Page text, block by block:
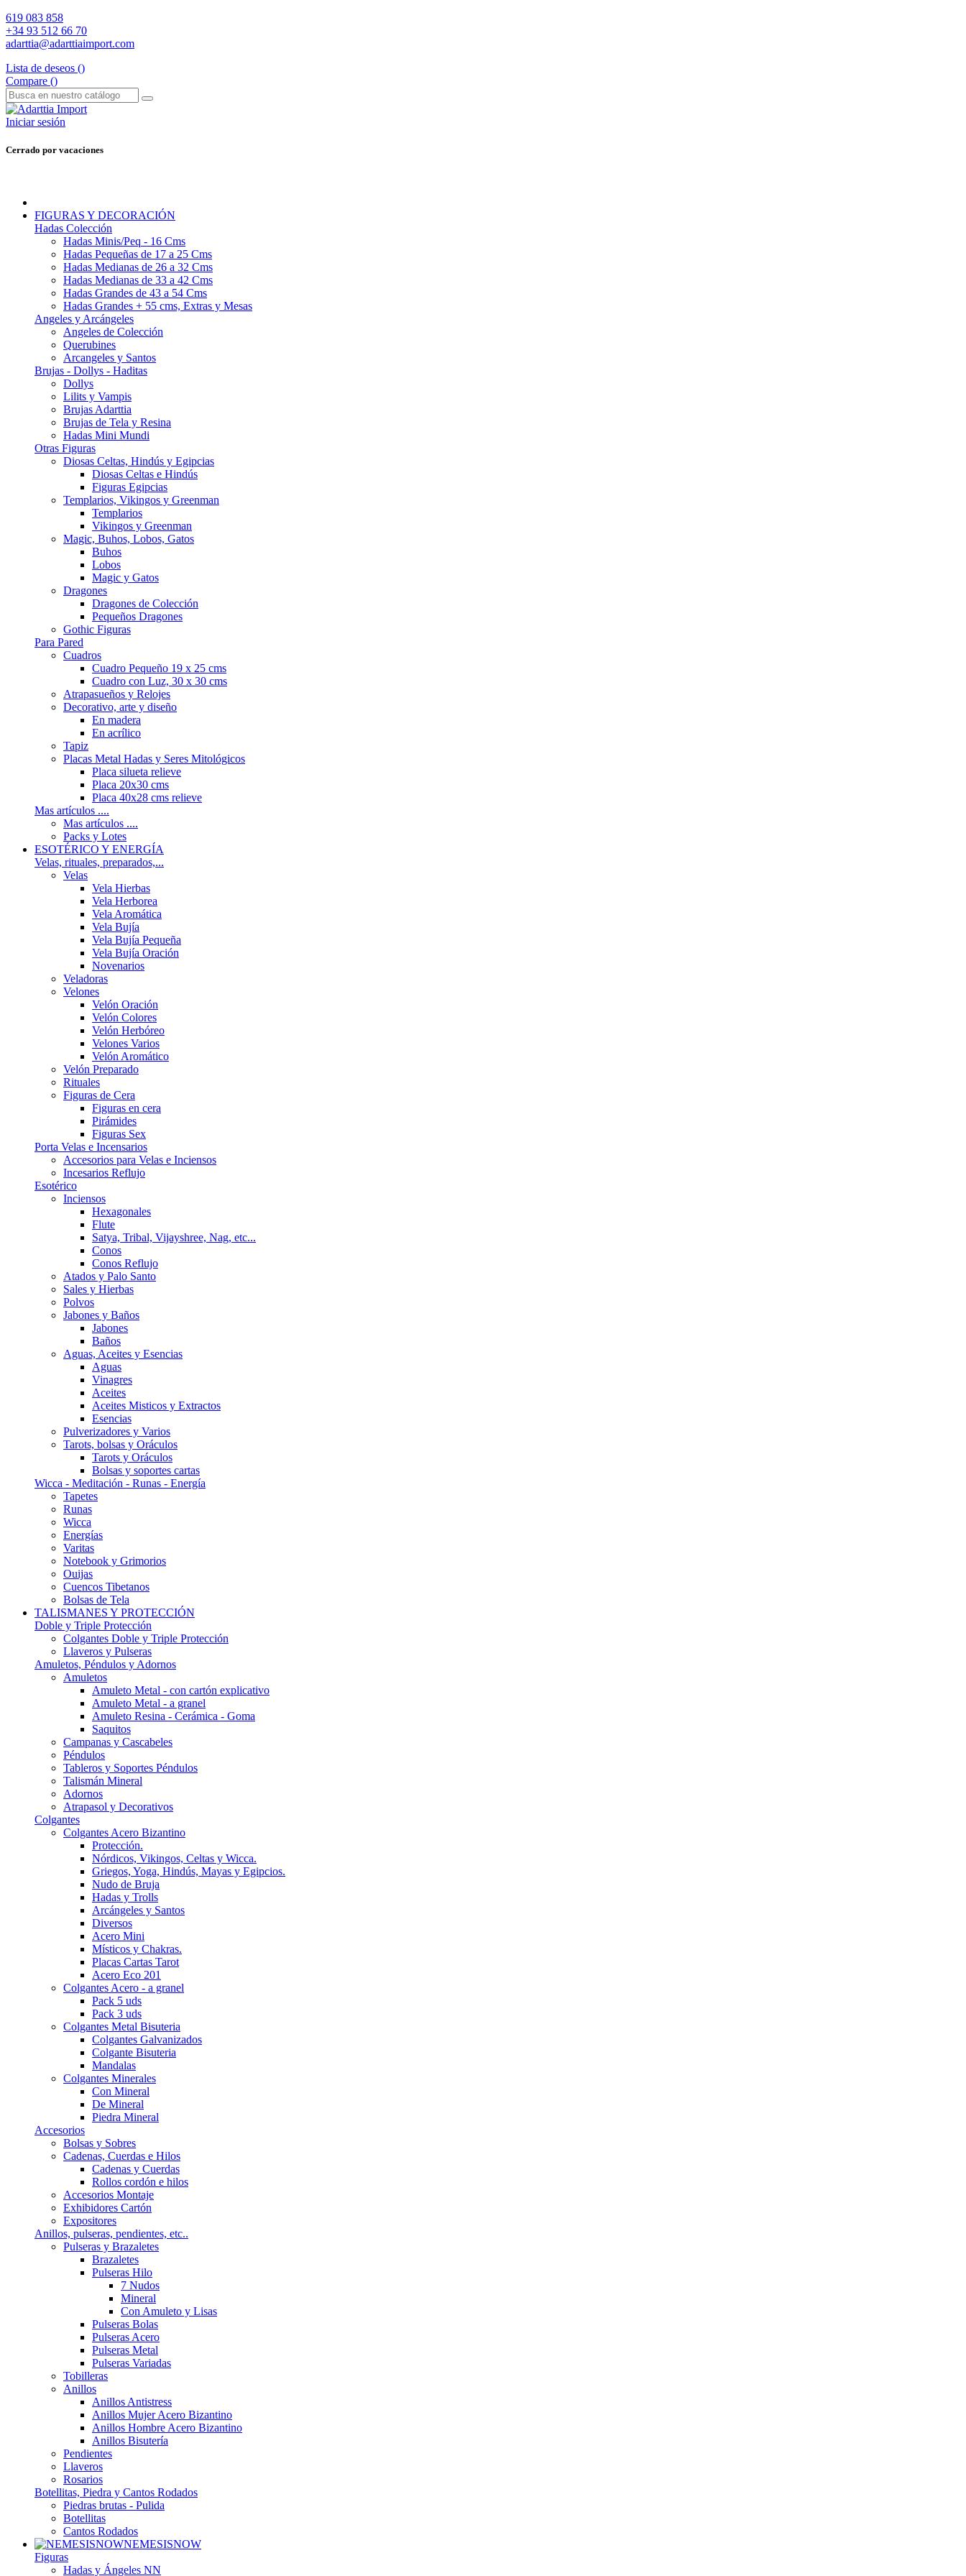
619 083 858
+34 93 512 66 70
adarttia@adarttiaimport.com
Lista de deseos ()
Compare ()
Iniciar sesión
Cerrado por vacaciones
FIGURAS Y DECORACIÓN
Hadas Colección
Hadas Minis/Peq - 16 Cms
Hadas Pequeñas de 17 a 25 Cms
Hadas Medianas de 26 a 32 Cms
Hadas Medianas de 33 a 42 Cms
Hadas Grandes de 43 a 54 Cms
Hadas Grandes + 55 cms, Extras y Mesas
Angeles y Arcángeles
Angeles de Colección
Querubines
Arcangeles y Santos
Brujas - Dollys - Haditas
Dollys
Lilits y Vampis
Brujas Adarttia
Brujas de Tela y Resina
Hadas Mini Mundi
Otras Figuras
Diosas Celtas, Hindús y Egipcias
Diosas Celtas e Hindús
Figuras Egipcias
Templarios, Vikingos y Greenman
Templarios
Vikingos y Greenman
Magic, Buhos, Lobos, Gatos
Buhos
Lobos
Magic y Gatos
Dragones
Dragones de Colección
Pequeños Dragones
Gothic Figuras
Para Pared
Cuadros
Cuadro Pequeño 19 x 25 cms
Cuadro con Luz, 30 x 30 cms
Atrapasueños y Relojes
Decorativo, arte y diseño
En madera
En acrílico
Tapiz
Placas Metal Hadas y Seres Mitológicos
Placa silueta relieve
Placa 20x30 cms
Placa 40x28 cms relieve
Mas artículos ....
Mas artículos ....
Packs y Lotes
ESOTÉRICO Y ENERGÍA
Velas, rituales, preparados,...
Velas
Vela Hierbas
Vela Herborea
Vela Aromática
Vela Bujía
Vela Bujía Pequeña
Vela Bujía Oración
Novenarios
Veladoras
Velones
Velón Oración
Velón Colores
Velón Herbóreo
Velones Varios
Velón Aromático
Velón Preparado
Rituales
Figuras de Cera
Figuras en cera
Pirámides
Figuras Sex
Porta Velas e Incensarios
Accesorios para Velas e Inciensos
Incesarios Reflujo
Esotérico
Inciensos
Hexagonales
Flute
Satya, Tribal, Vijayshree, Nag, etc...
Conos
Conos Reflujo
Atados y Palo Santo
Sales y Hierbas
Polvos
Jabones y Baños
Jabones
Baños
Aguas, Aceites y Esencias
Aguas
Vinagres
Aceites
Aceites Misticos y Extractos
Esencias
Pulverizadores y Varios
Tarots, bolsas y Oráculos
Tarots y Oráculos
Bolsas y soportes cartas
Wicca - Meditación - Runas - Energía
Tapetes
Runas
Wicca
Energías
Varitas
Notebook y Grimorios
Ouijas
Cuencos Tibetanos
Bolsas de Tela
TALISMANES Y PROTECCIÓN
Doble y Triple Protección
Colgantes Doble y Triple Protección
Llaveros y Pulseras
Amuletos, Péndulos y Adornos
Amuletos
Amuleto Metal - con cartón explicativo
Amuleto Metal - a granel
Amuleto Resina - Cerámica - Goma
Saquitos
Campanas y Cascabeles
Péndulos
Tableros y Soportes Péndulos
Talismán Mineral
Adornos
Atrapasol y Decorativos
Colgantes
Colgantes Acero Bizantino
Protección.
Nórdicos, Vikingos, Celtas y Wicca.
Griegos, Yoga, Hindús, Mayas y Egipcios.
Nudo de Bruja
Hadas y Trolls
Arcángeles y Santos
Diversos
Acero Mini
Místicos y Chakras.
Placas Cartas Tarot
Acero Eco 201
Colgantes Acero - a granel
Pack 5 uds
Pack 3 uds
Colgantes Metal Bisuteria
Colgantes Galvanizados
Colgante Bisuteria
Mandalas
Colgantes Minerales
Con Mineral
De Mineral
Piedra Mineral
Accesorios
Bolsas y Sobres
Cadenas, Cuerdas e Hilos
Cadenas y Cuerdas
Rollos cordón e hilos
Accesorios Montaje
Exhibidores Cartón
Expositores
Anillos, pulseras, pendientes, etc..
Pulseras y Brazaletes
Brazaletes
Pulseras Hilo
7 Nudos
Mineral
Con Amuleto y Lisas
Pulseras Bolas
Pulseras Acero
Pulseras Metal
Pulseras Variadas
Tobilleras
Anillos
Anillos Antistress
Anillos Mujer Acero Bizantino
Anillos Hombre Acero Bizantino
Anillos Bisutería
Pendientes
Llaveros
Rosarios
Botellitas, Piedra y Cantos Rodados
Piedras brutas - Pulida
Botellitas
Cantos Rodados
NEMESISNOW
Figuras
Hadas y Ángeles NN